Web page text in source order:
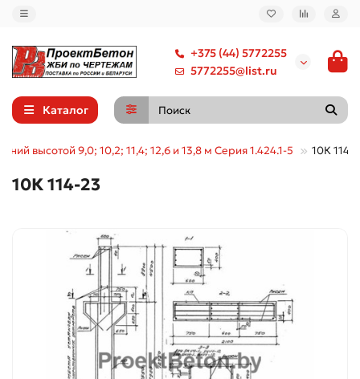
+375 (44) 5772255
5772255@list.ru
Каталог
высотой 9,0; 10,2; 11,4; 12,6 и 13,8 м Серия 1.424.1-5 10К 114-
10К 114-23